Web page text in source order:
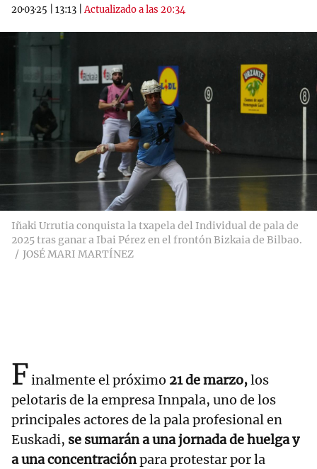
20·03·25 13:13 |Actualizado a las 20:34
Iñaki Urrutia conquista la txapela del Individual de pala de
2025 tras ganar a Ibai Pérez en el frontón Bizkaia de Bilbao.
JOSÉ MARI MARTÍNEZ
Finalmente el próximo 21 de marzo,los
pelotaris de la empresa Innpala, uno de los
principales actores de la pala profesional en
Euskadi, se sumarán a una jornada de huelga y
a una concentraciónpara protestar por la